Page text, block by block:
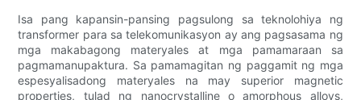
Isa pang kapansin-pansing pagsulong sa teknolohiya ng
transformer para sa telekomunikasyon ay ang pagsasama ng
mga makabagong materyales at mga pamamaraan sa
pagmamanupaktura. Sa pamamagitan ng paggamit ng mga
espesyalisadong materyales na may superior magnetic
properties, tulad ng nanocrystalline o amorphous alloys,